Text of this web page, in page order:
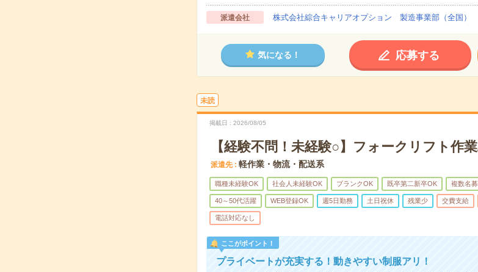
派遣会社 株式会社綜合キャリアオプション 製造事業部（全国）
気になる！ 応募する
未読
掲載日 2026/08/05
【経験不問！未経験○】フォークリフト作
派遣先 軽作業・物流・配送系
職種未経験OK 社会人未経験OK ブランクOK 既卒第二新卒OK 複数名
40～50代活躍 WEB登録OK 週5日勤務 土日祝休 残業少 交費支給
電話対応なし
ここがポイント！
プライベートが充実する！動きやすい制服アリ！